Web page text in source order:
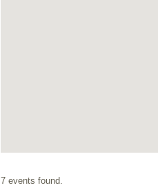
7 events found.